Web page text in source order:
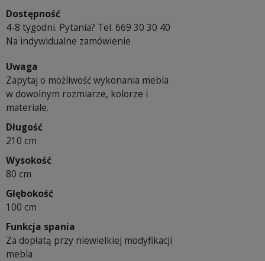
Dostępność
4-8 tygodni. Pytania? Tel. 669 30 30 40
Na indywidualne zamówienie
Uwaga
Zapytaj o możliwość wykonania mebla
w dowolnym rozmiarze, kolorze i
materiale.
Długość
210 cm
Wysokość
80 cm
Głębokość
100 cm
Funkcja spania
Za dopłatą przy niewielkiej modyfikacji
mebla